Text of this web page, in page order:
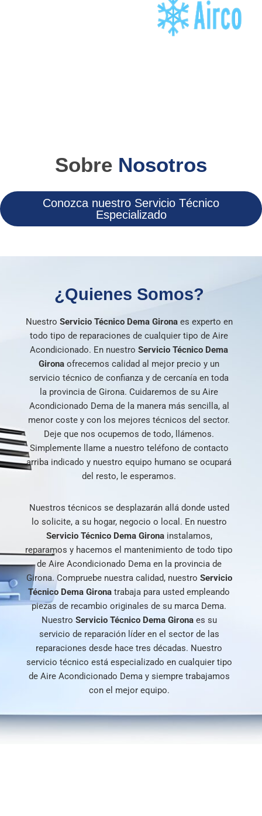
Sobre Nosotros
Conozca nuestro Servicio Técnico
Especializado
¿Quienes Somos?
Nuestro Servicio Técnico Dema Gironaes experto en
todo tipo de reparaciones de cualquier tipo de Aire
Acondicionado. En nuestro Servicio Técnico Dema
Girona ofrecemos calidad al mejor precio y un
servicio técnico de confianza y de cercanía en toda
la provincia de Girona. Cuidaremos de su Aire
Acondicionado Dema de la manera más sencilla, al
menor coste y con los mejores técnicos del sector.
Deje que nos ocupemos de todo, llámenos.
Simplemente llame a nuestro teléfono de contacto
arriba indicado y nuestro equipo humano se ocupará
del resto, le esperamos.
Nuestros técnicos se desplazarán allá donde usted
lo solicite, a su hogar, negocio o local. En nuestro
Servicio Técnico Dema Girona instalamos,
reparamos y hacemos el mantenimiento de todo tipo
de Aire Acondicionado Dema en la provincia de
Girona. Compruebe nuestra calidad, nuestro Servicio
Técnico Dema Girona trabaja para usted empleando
piezas de recambio originales de su marca Dema.
Nuestro Servicio Técnico Dema Gironaes su
servicio de reparación líder en el sector de las
reparaciones desde hace tres décadas. Nuestro
servicio técnico está especializado en cualquier tipo
de Aire Acondicionado Dema y siempre trabajamos
con el mejor equipo.